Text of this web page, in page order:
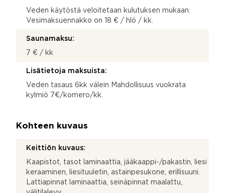
Veden käytöstä veloitetaan kulutuksen mukaan.
Vesimaksuennakko on 18 € / hlö / kk.
Saunamaksu:
7 € / kk
Lisätietoja maksuista:
Veden tasaus 6kk välein Mahdollisuus vuokrata
kylmiö 7€/komero/kk.
Kohteen kuvaus
Keittiön kuvaus:
Kaapistot, tasot laminaattia, jääkaappi-/pakastin, liesi
keraaminen, liesituuletin, astainpesukone, erillisuuni.
Lattiapinnat laminaattia, seinäpinnat maalattu,